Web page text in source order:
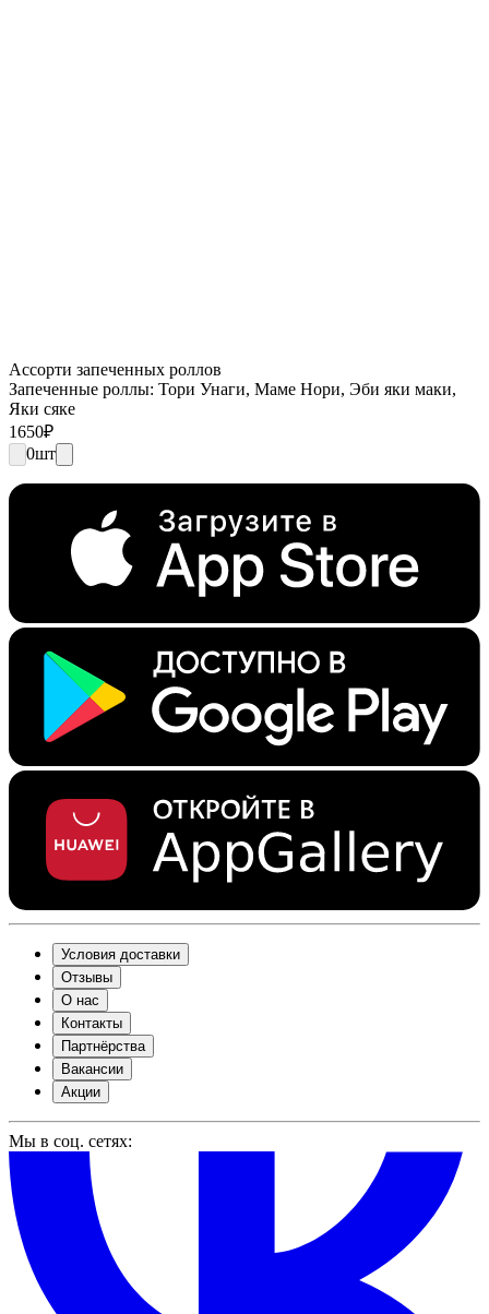
Ассорти запеченных роллов
Запеченные роллы: Тори Унаги, Маме Нори, Эби яки маки,
Яки сяке
1650₽
0шт
Условия доставки
Отзывы
О нас
Контакты
Партнёрства
Вакансии
Акции
Мы в соц. сетях: